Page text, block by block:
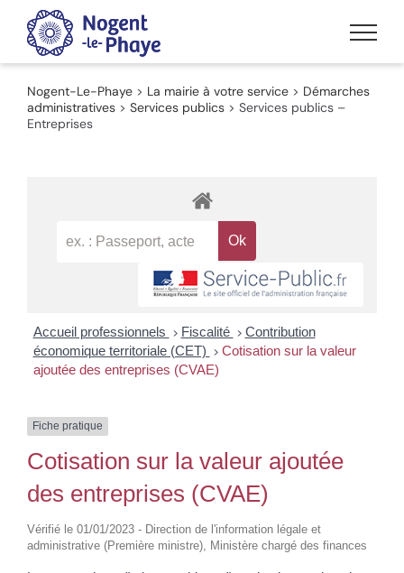
Passer
contenu
Nogent-Le-Phaye > La mairie à votre service > Démarches
administratives > Services publics > Services publics –
Entreprises
Accueil professionnels > Fiscalité > Contribution
économique territoriale (CET) > Cotisation sur la valeur
ajoutée des entreprises (CVAE)
Fiche pratique
Cotisation sur la valeur ajoutée
des entreprises (CVAE)
Vérifié le 01/01/2023 - Direction de l'information légale et
administrative (Première ministre), Ministère chargé des finances